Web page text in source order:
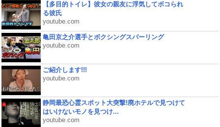
【多目的トイレ】彼女の親友に浮気してボコられ
る彼氏
youtube.com
亀田京之介選手とボクシングスパーリング
youtube.com
ご紹介します!!!
youtube.com
静岡最恐心霊スポット大突撃!廃ホテルで見つけて
はいけないモノを見つけ...
youtube.com